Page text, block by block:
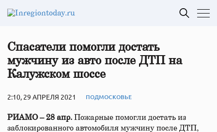
Спасатели помогли достать
мужчину из авто после ДТП на
Калужском шоссе
2:10, 29 АПРЕЛЯ 2021 ПОДМОСКОВЬЕ
РИАМО – 28 апр.
Пожарные помогли достать из
заблокированного автомобиля мужчину после ДТП,